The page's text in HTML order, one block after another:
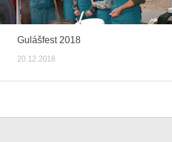
Gulášfest 2018
20.12.2018